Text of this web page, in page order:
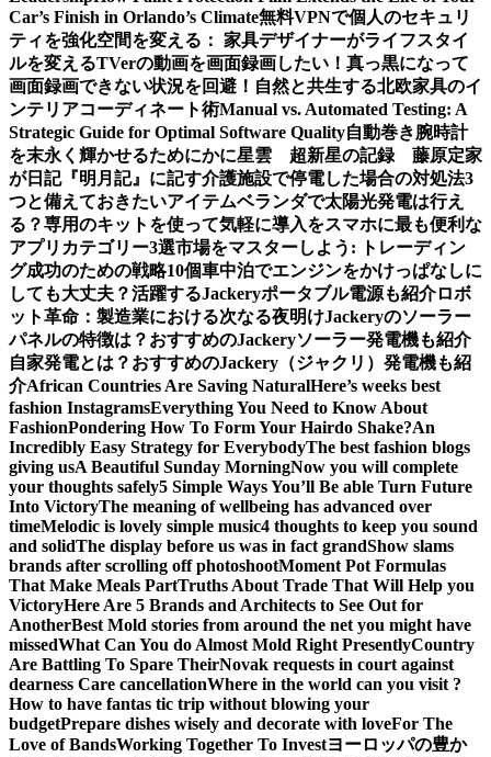
Car’s Finish in Orlando’s Climate無料VPNで個人のセキュリ
ティを強化空間を変える： 家具デザイナーがライフスタイ
ルを変えるTVerの動画を画面録画したい！真っ黒になって
画面録画できない状況を回避！ 自然と共生する北欧家具のイ
ンテリアコーディネート術Manual vs. Automated Testing: A
Strategic Guide for Optimal Software Quality自動巻き腕時計
を末永く輝かせるためにかに星雲 超新星の記録 藤原定家
が日記『明月記』に記す介護施設で停電した場合の対処法3
つと備えておきたいアイテムベランダで太陽光発電は行え
る？専用のキットを使って気軽に導入をスマホに最も便利な
アプリカテゴリー3選市場をマスターしよう: トレーディン
グ成功のための戦略10個車中泊でエンジンをかけっぱなしに
しても大丈夫？活躍するJackeryポータブル電源も紹介ロボ
ット革命：製造業における次なる夜明けJackeryのソーラー
パネルの特徴は？おすすめのJackeryソーラー発電機も紹介
自家発電とは？おすすめのJackery（ジャクリ）発電機も紹
介African Countries Are Saving NaturalHere’s weeks best
fashion InstagramsEverything You Need to Know About
FashionPondering How To Form Your Hairdo Shake?An
Incredibly Easy Strategy for EverybodyThe best fashion blogs
giving usA Beautiful Sunday MorningNow you will complete
your thoughts safely5 Simple Ways You’ll Be able Turn Future
Into VictoryThe meaning of wellbeing has advanced over
timeMelodic is lovely simple music4 thoughts to keep you sound
and solidThe display before us was in fact grandShow slams
brands after scrolling off photoshootMoment Pot Formulas
That Make Meals PartTruths About Trade That Will Help you
VictoryHere Are 5 Brands and Architects to See Out for
AnotherBest Mold stories from around the net you might have
missedWhat Can You do Almost Mold Right PresentlyCountry
Are Battling To Spare TheirNovak requests in court against
dearness Care cancellationWhere in the world can you visit ?
How to have fantas tic trip without blowing your
budgetPrepare dishes wisely and decorate with loveFor The
Love of BandsWorking Together To Investヨーロッパの豊か